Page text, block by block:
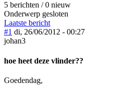
5 berichten / 0 nieuw
Onderwerp gesloten
Laatste bericht
#1 di, 26/06/2012 - 00:27
johan3
hoe heet deze vlinder??
Goedendag,